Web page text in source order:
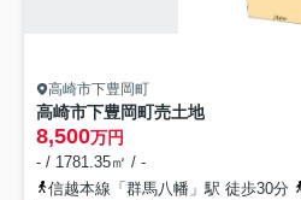
高崎市下豊岡町
高崎市下豊岡町売土地
8,500万円
- / 1781.35㎡ / -
信越本線「群馬八幡」駅 徒歩30分